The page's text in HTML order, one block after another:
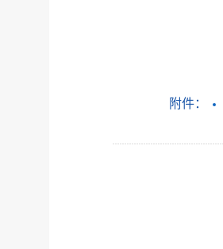
附件：